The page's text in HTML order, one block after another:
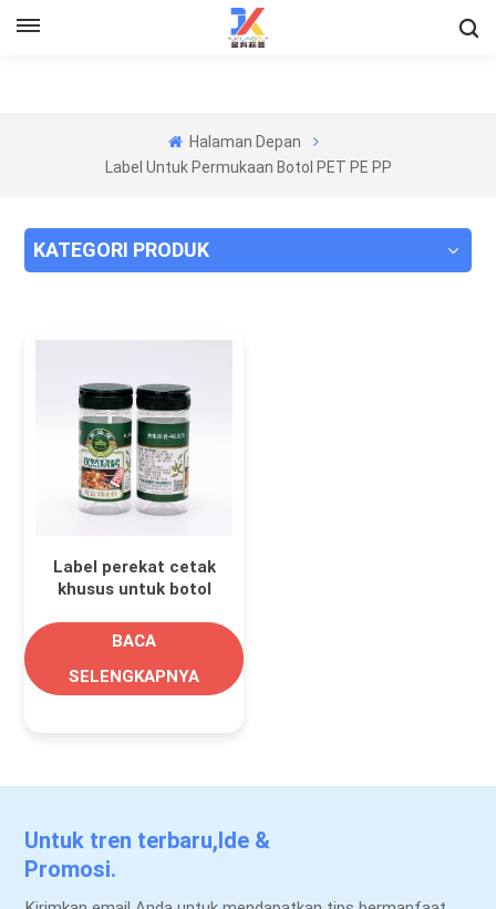
Halaman Depan
Label Untuk Permukaan Botol PET PE PP
KATEGORI PRODUK
Label perekat cetak
khusus untuk botol
plastik
BACA
SELENGKAPNYA
Untuk tren terbaru,Ide &
Promosi.